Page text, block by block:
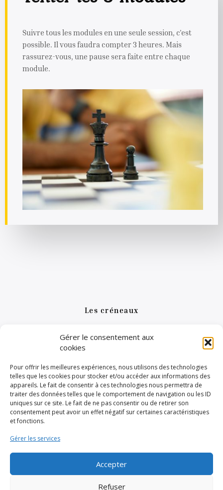
Gérer le consentement aux
cookies
Pour offrir les meilleures expériences, nous utilisons des technologies
telles que les cookies pour stocker et/ou accéder aux informations des
appareils. Le fait de consentir à ces technologies nous permettra de
traiter des données telles que le comportement de navigation ou les ID
uniques sur ce site. Le fait de ne pas consentir ou de retirer son
consentement peut avoir un effet négatif sur certaines caractéristiques
et fonctions.
Gérer les services
Accepter
Refuser
Suivre tous les modules en une seule session, c'est
possible. Il vous faudra compter 3 heures. Mais
rassurez-vous, une pause sera faite entre chaque
module.
Les créneaux
Choisir sa date
Un calendrier sera prochainement
disponible